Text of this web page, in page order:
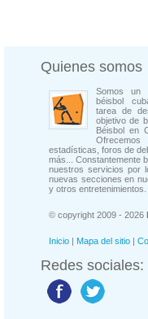
Quienes somos
Somos un
béisbol
tarea de
objetivo de
Béisbol en
estadísticas, foros de
más... Constantemente
nuestros servicios por
nuevas secciones en
y otros entretenimientos.
© copyright 2009 - 2026
Inicio | Mapa del sitio |
Redes sociales: